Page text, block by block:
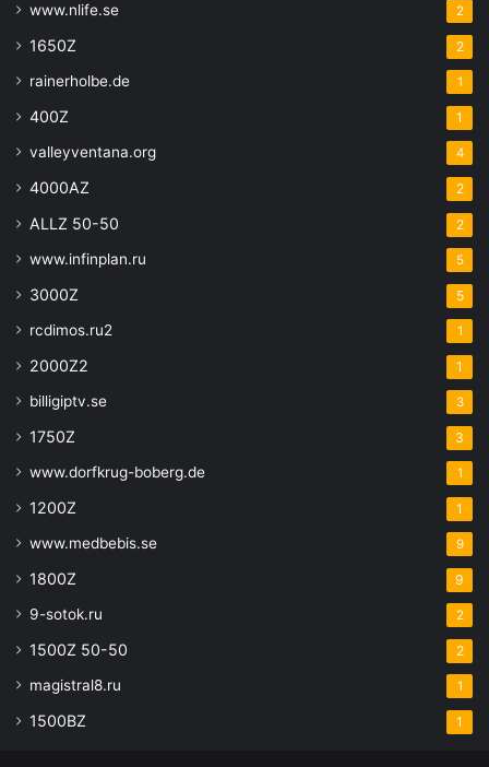
www.nlife.se 2
1650Z 2
rainerholbe.de 1
400Z 1
valleyventana.org 4
4000AZ 2
ALLZ 50-50 2
www.infinplan.ru 5
3000Z 5
rcdimos.ru2 1
2000Z2 1
billigiptv.se 3
1750Z 3
www.dorfkrug-boberg.de 1
1200Z 1
www.medbebis.se 9
1800Z 9
9-sotok.ru 2
1500Z 50-50 2
magistral8.ru 1
1500BZ 1